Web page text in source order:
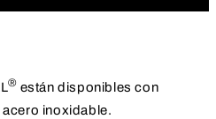
® están disponibles con
acero inoxidable.